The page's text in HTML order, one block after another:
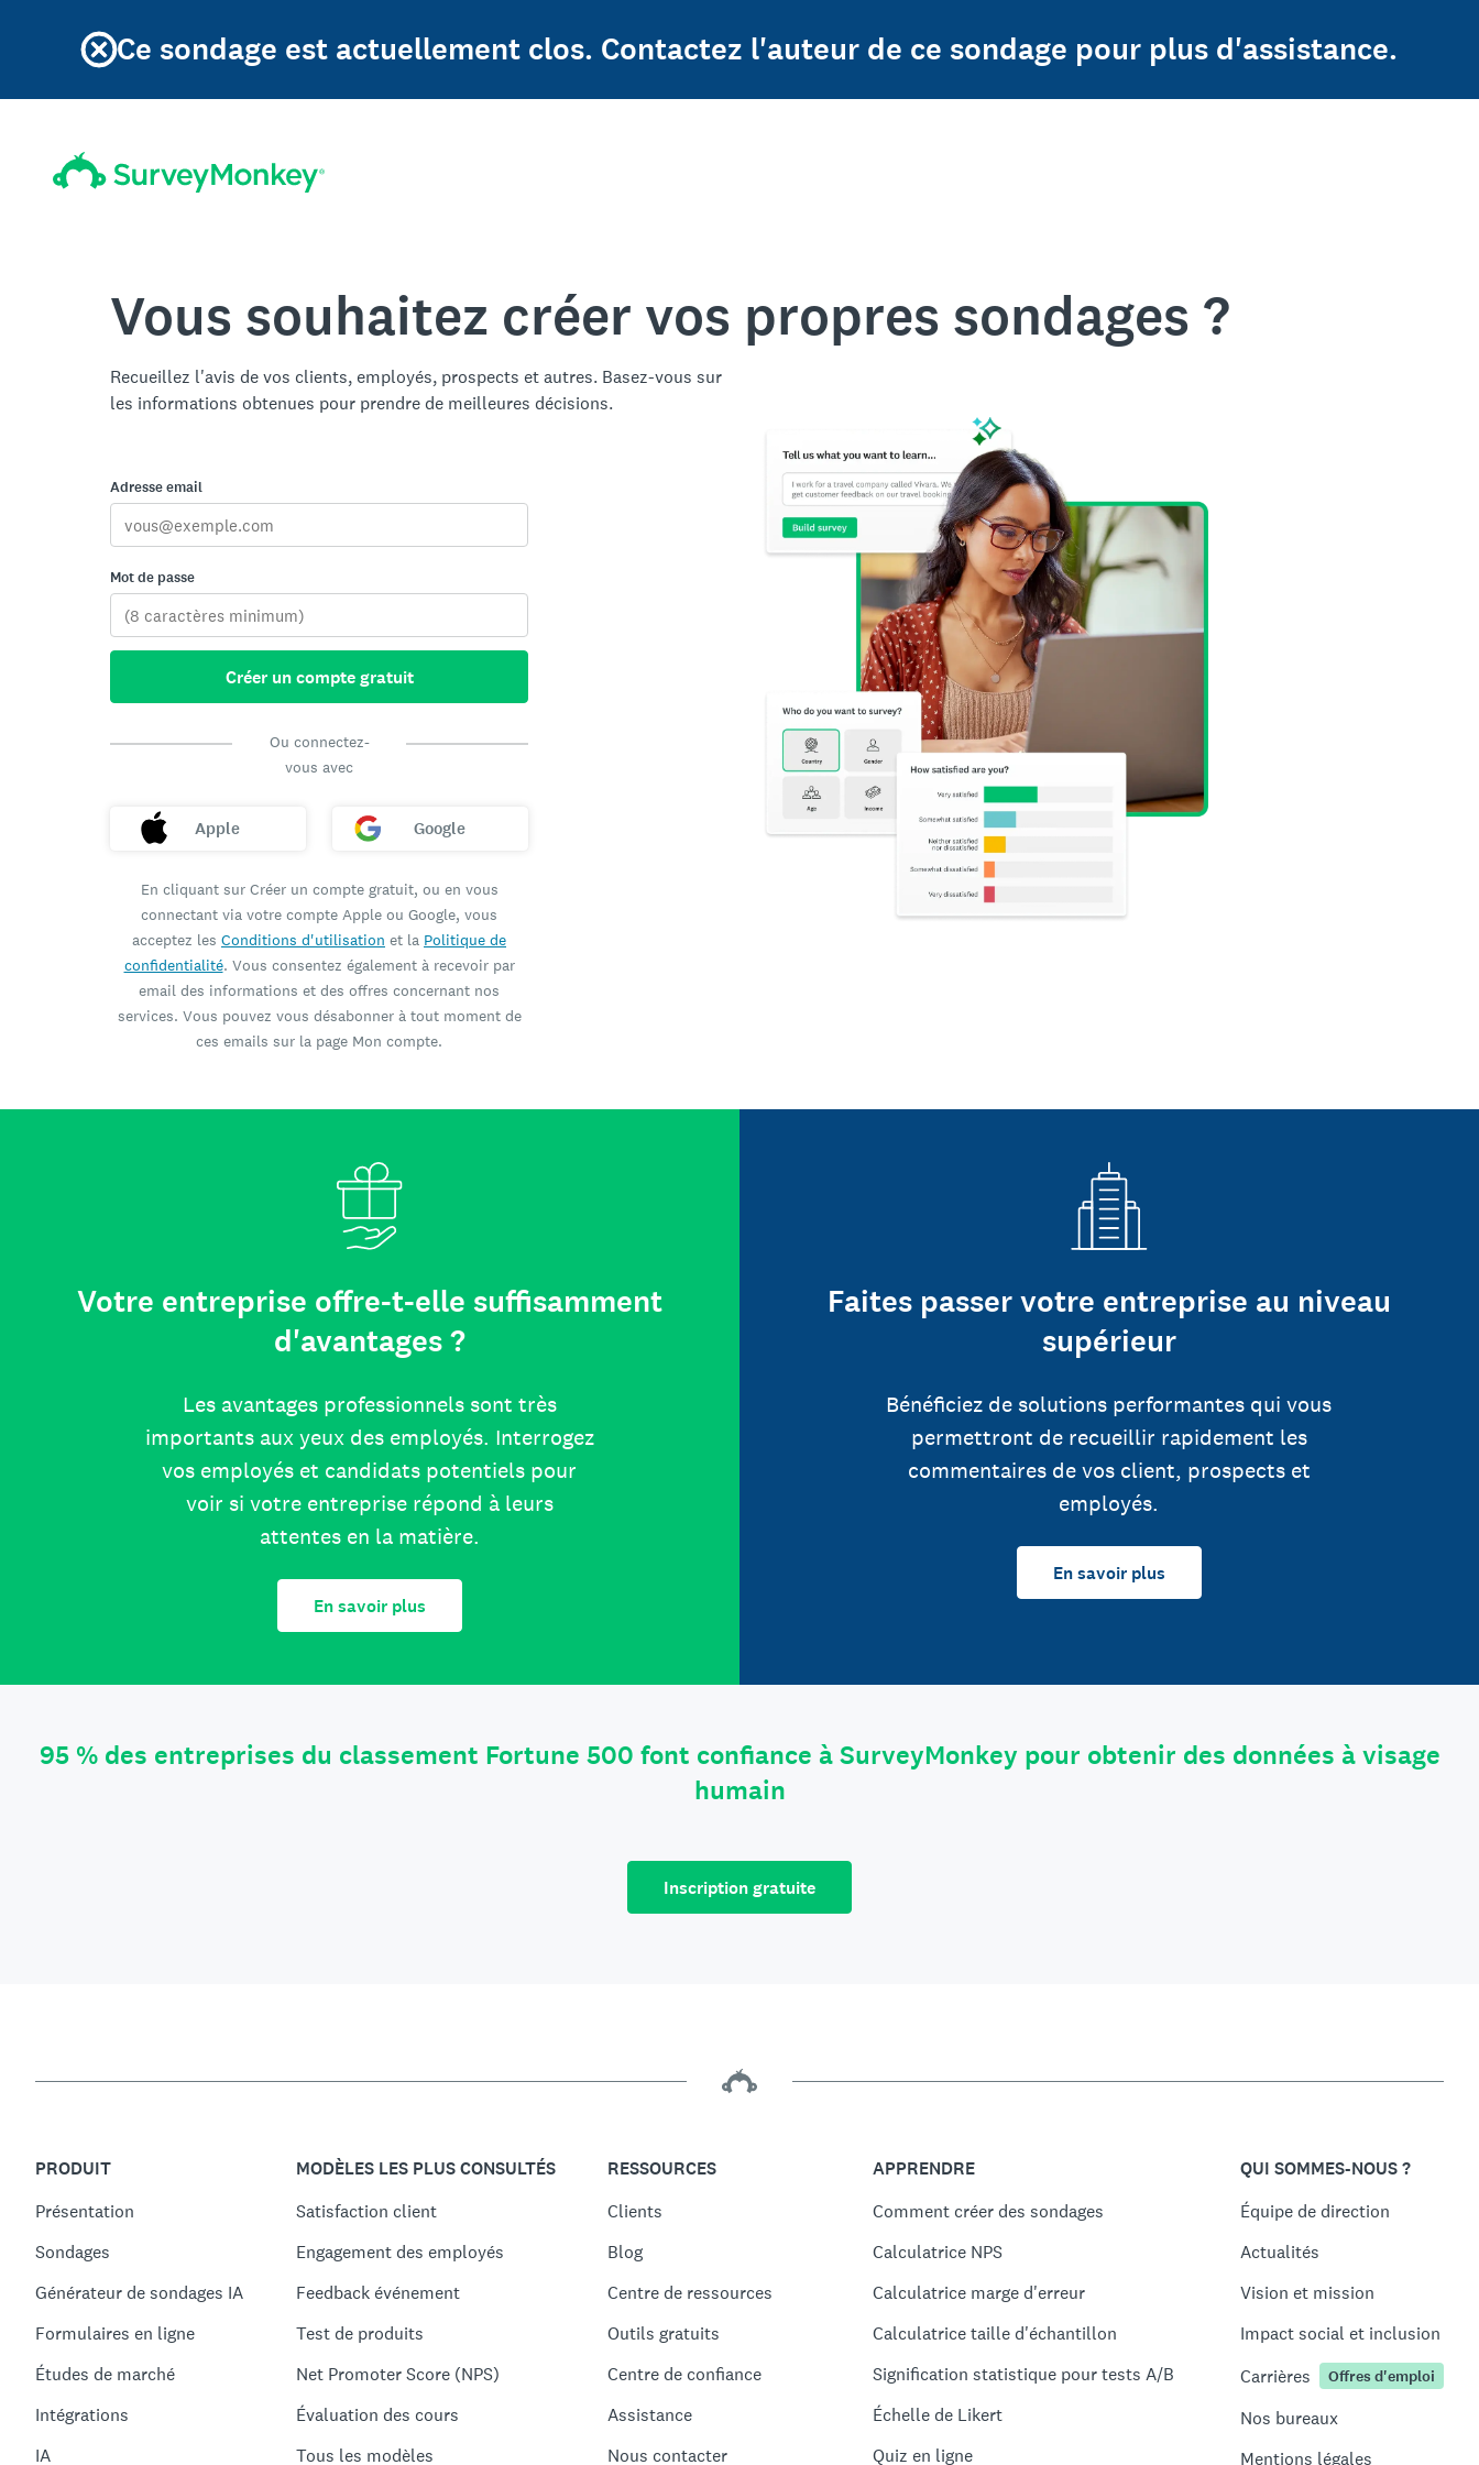
Ce sondage est actuellement clos. Contactez l'auteur de ce sondage pour plus d'assistance.
Vous souhaitez créer vos propres sondages ?
Recueillez l'avis de vos clients, employés, prospects et autres. Basez-vous sur
les informations obtenues pour prendre de meilleures décisions.
Adresse email
Mot de passe
Créer un compte gratuit
Ou connectez-
vous avec
Apple Google
En cliquant sur Créer un compte gratuit, ou en vous
connectant via votre compte Apple ou Google, vous
acceptez les Conditions d'utilisation et la Politique de
confidentialité. Vous consentez également à recevoir par
email des informations et des offres concernant nos
services. Vous pouvez vous désabonner à tout moment de
ces emails sur la page Mon compte.
Votre entreprise offre-t-elle suffisamment
d'avantages ?
Les avantages professionnels sont très
importants aux yeux des employés. Interrogez
vos employés et candidats potentiels pour
voir si votre entreprise répond à leurs
attentes en la matière.
En savoir plus
Faites passer votre entreprise au niveau
supérieur
Bénéficiez de solutions performantes qui vous
permettront de recueillir rapidement les
commentaires de vos client, prospects et
employés.
En savoir plus
95 % des entreprises du classement Fortune 500 font confiance à SurveyMonkey pour obtenir des données à visage
humain
Inscription gratuite
PRODUIT
Présentation
Sondages
Générateur de sondages IA
Formulaires en ligne
Études de marché
Intégrations
IA
MODÈLES LES PLUS CONSULTÉS
Satisfaction client
Engagement des employés
Feedback événement
Test de produits
Net Promoter Score (NPS)
Évaluation des cours
Tous les modèles
RESSOURCES
Clients
Blog
Centre de ressources
Outils gratuits
Centre de confiance
Assistance
Nous contacter
APPRENDRE
Comment créer des sondages
Calculatrice NPS
Calculatrice marge d'erreur
Calculatrice taille d'échantillon
Signification statistique pour tests A/B
Échelle de Likert
Quiz en ligne
QUI SOMMES-NOUS ?
Équipe de direction
Actualités
Vision et mission
Impact social et inclusion
Carrières
Offres d'emploi
Nos bureaux
Mentions légales